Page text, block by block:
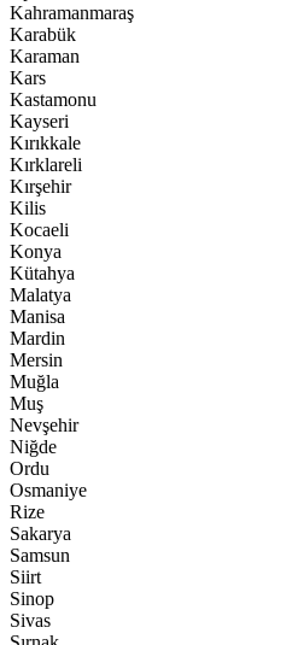
Kahramanmaraş
Karabük
Karaman
Kars
Kastamonu
Kayseri
Kırıkkale
Kırklareli
Kırşehir
Kilis
Kocaeli
Konya
Kütahya
Malatya
Manisa
Mardin
Mersin
Muğla
Muş
Nevşehir
Niğde
Ordu
Osmaniye
Rize
Sakarya
Samsun
Siirt
Sinop
Sivas